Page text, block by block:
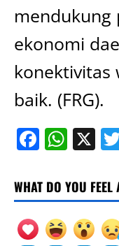
ekonomi
konektivitas
baik. (FRG).
X
WHAT DO YOU